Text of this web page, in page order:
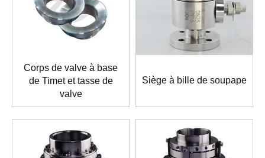
Corps de valve à base
de Timet et tasse de
valve
Siège à bille de soupape